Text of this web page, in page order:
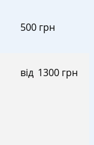
500 грн
від 1300 грн